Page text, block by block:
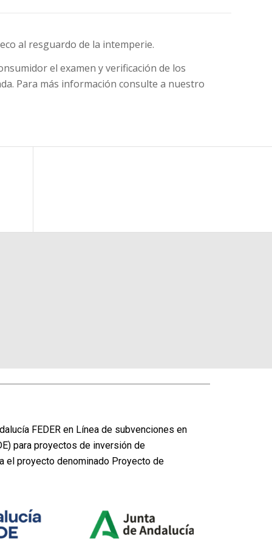
al resguardo de la intemperie.
el examen y verificación de los
Para más información consulte a nuestro
FEDER en Línea de subvenciones en
para proyectos de inversión de
el proyecto denominado Proyecto de